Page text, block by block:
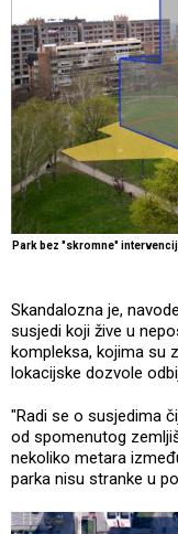
Park bez "skromne"
Skandalozna je,
susjedi koji žive u
kompleksa, kojima su
lokacijske dozvole
"Radi se o susjedima
od spomenutog
nekoliko metara
parka nisu stranke u